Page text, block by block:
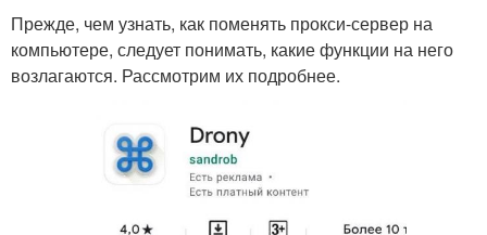
Прежде, чем узнать, как поменять прокси-сервер на
компьютере, следует понимать, какие функции на него
возлагаются. Рассмотрим их подробнее.